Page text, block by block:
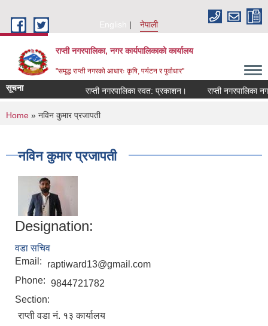
English
नेपाली
राप्ती नगरपालिका, नगर कार्यपालिकाको कार्यालय
"समृद्ध राप्ती नगरको आधारः कृषि, पर्यटन र पुर्वाधार"
सूचना राप्ती नगरपालिका स्वत: प्रकाशन। राप्ती नगरपालिका
You are here
Home » नविन कुमार प्रजापती
नविन कुमार प्रजापती
Designation:
वडा सचिव
Email:
raptiward13@gmail.com
Phone: 9844721782
Section:
राप्ती वडा नं. १३ कार्यालय